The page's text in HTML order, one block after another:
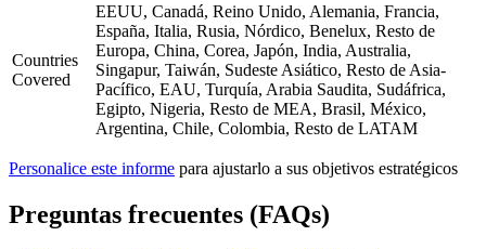
Countries
Covered
EEUU, Canadá, Reino Unido, Alemania, Francia,
España, Italia, Rusia, Nórdico, Benelux, Resto de
Europa, China, Corea, Japón, India, Australia,
Singapur, Taiwán, Sudeste Asiático, Resto de Asia-
Pacífico, EAU, Turquía, Arabia Saudita, Sudáfrica,
Egipto, Nigeria, Resto de MEA, Brasil, México,
Argentina, Chile, Colombia, Resto de LATAM
Personalice este informe para ajustarlo a sus objetivos estratégicos
Preguntas frecuentes (FAQs)